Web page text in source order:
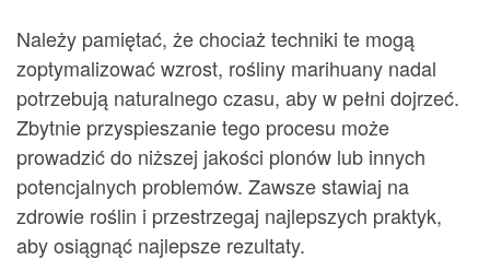
Należy pamiętać, że chociaż techniki te mogą
zoptymalizować wzrost, rośliny marihuany nadal
potrzebują naturalnego czasu, aby w pełni dojrzeć.
Zbytnie przyspieszanie tego procesu może
prowadzić do niższej jakości plonów lub innych
potencjalnych problemów. Zawsze stawiaj na
zdrowie roślin i przestrzegaj najlepszych praktyk,
aby osiągnąć najlepsze rezultaty.